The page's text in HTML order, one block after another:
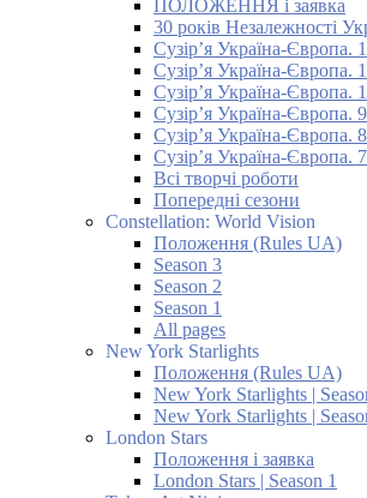
ПОЛОЖЕННЯ і заявка
30 років Незалежності
Сузір’я Україна-Європа.
Сузір’я Україна-Європа.
Сузір’я Україна-Європа.
Сузір’я Україна-Європа.
Сузір’я Україна-Європа.
Сузір’я Україна-Європа.
Всі творчі роботи
Попередні сезони
Constellation: World Vision
Положення (Rules UA)
Season 3
Season 2
Season 1
All pages
New York Starlights
Положення (Rules UA)
New York Starlights |
New York Starlights |
London Stars
Положення і заявка
London Stars | Season 1